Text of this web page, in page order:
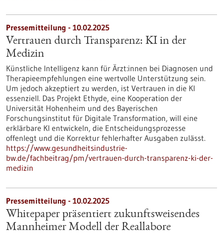
Pressemitteilung - 10.02.2025
Vertrauen durch Transparenz: KI in der
Medizin
Künstliche Intelligenz kann für Ärzt:innen bei Diagnosen und
Therapieempfehlungen eine wertvolle Unterstützung sein.
Um jedoch akzeptiert zu werden, ist Vertrauen in die KI
essenziell. Das Projekt Ethyde, eine Kooperation der
Universität Hohenheim und des Bayerischen
Forschungsinstitut für Digitale Transformation, will eine
erklärbare KI entwickeln, die Entscheidungsprozesse
offenlegt und die Korrektur fehlerhafter Ausgaben zulässt.
https://www.gesundheitsindustrie-
bw.de/fachbeitrag/pm/vertrauen-durch-transparenz-ki-der-
medizin
Pressemitteilung - 10.02.2025
Whitepaper präsentiert zukunftsweisendes
Mannheimer Modell der Reallabore